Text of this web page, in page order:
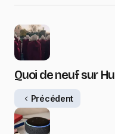
Quoi de neuf sur
Précédent